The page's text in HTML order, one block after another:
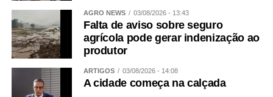
AGRO NEWS 03/08/2026 - 13:43
Falta de aviso sobre seguro
agrícola pode gerar indenização ao
produtor
ARTIGOS 03/08/2026 - 14:08
A cidade começa na calçada